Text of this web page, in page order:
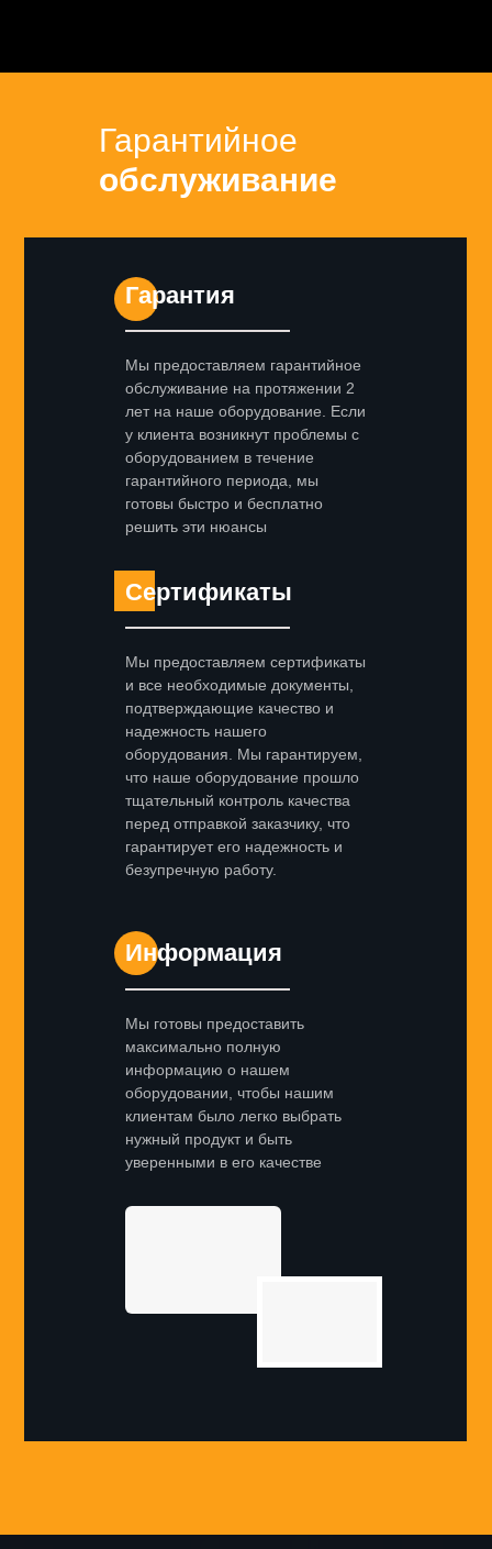
Гарантийное
обслуживание
Мы предоставляем гарантийное
обслуживание на протяжении 2
лет на наше оборудование. Если
у клиента возникнут проблемы с
оборудованием в течение
гарантийного периода, мы
готовы быстро и бесплатно
решить эти нюансы
Мы предоставляем сертификаты
и все необходимые документы,
подтверждающие качество и
надежность нашего
оборудования. Мы гарантируем,
что наше оборудование прошло
тщательный контроль качества
перед отправкой заказчику, что
гарантирует его надежность и
безупречную работу.
Мы готовы предоставить
максимально полную
информацию о нашем
оборудовании, чтобы нашим
клиентам было легко выбрать
нужный продукт и быть
уверенными в его качестве
Сертификаты
Информация
Гарантия